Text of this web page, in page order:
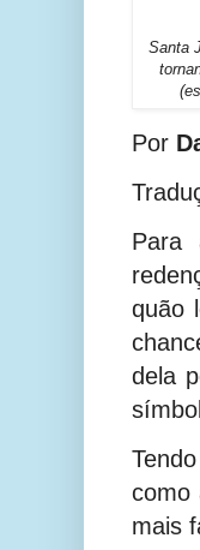
Santa
Por
Para
quão
dela
como
mais